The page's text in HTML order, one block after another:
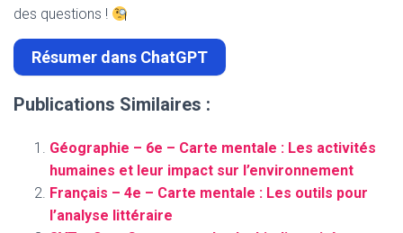
des questions !
Résumer dans ChatGPT
Publications Similaires :
Géographie – 6e – Carte mentale : Les activités
humaines et leur impact sur l’environnement
Français – 4e – Carte mentale : Les outils pour
l’analyse littéraire